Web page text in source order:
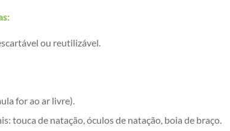
ou reutilizável.
for ao ar livre).
touca de natação, óculos de natação, boia de braço.